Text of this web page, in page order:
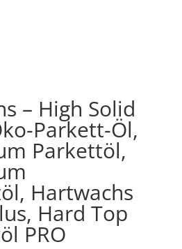
– High Solid
Parkett-Öl,
Parkettöl,
Hartwachs
Hard Top
PRO